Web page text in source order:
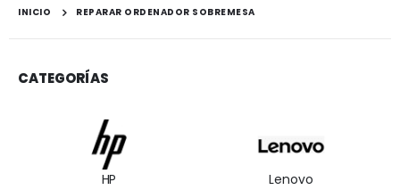
INICIO REPARAR ORDENADOR SOBREMESA
CATEGORÍAS
HP Lenovo